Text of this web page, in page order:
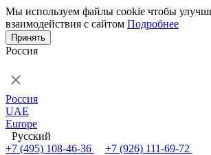
Мы используем файлы cookie чтобы
взаимодействия с сайтом Подробнее
Принять
Россия
Россия
UAE
Europe
Русский
+7 (495) 108-46-36
+7 (926) 111-69-72